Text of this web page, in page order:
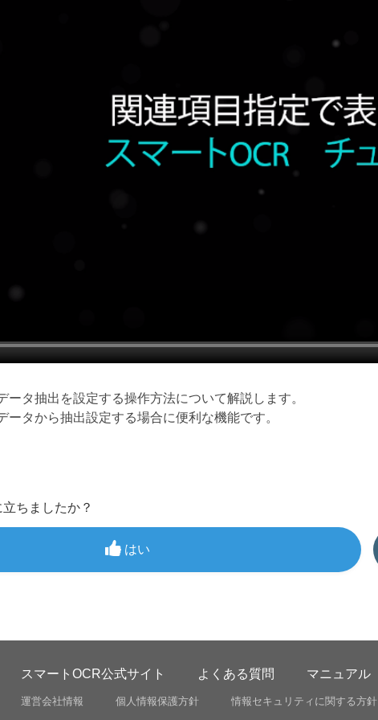
ータ抽出を設定する操作方法について解説します。
ータから抽出設定する場合に便利な機能です。
ちましたか？
はい
スマートOCR公式サイト よくある質問 マニュアル
運営会社情報 個人情報保護方針 情報セキュリティに関する方針